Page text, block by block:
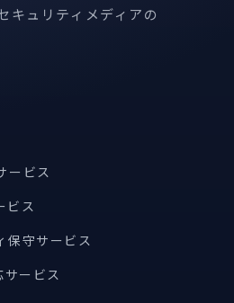
キュリティメディアの
ービス
ビス
守サービス
ービス